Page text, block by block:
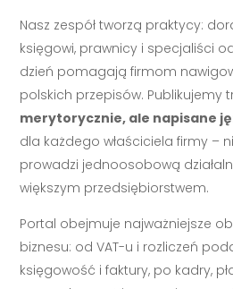
Nasz zespół tworzą praktycy:
księgowi, prawnicy i specjaliści
dzień pomagają firmom
polskich przepisów. Publikujemy
merytorycznie, ale napisane
dla każdego właściciela firmy –
prowadzi jednoosobową
większym przedsiębiorstwem.
Portal obejmuje najważniejsze
biznesu: od VAT-u i rozliczeń
księgowość i faktury, po kadry,